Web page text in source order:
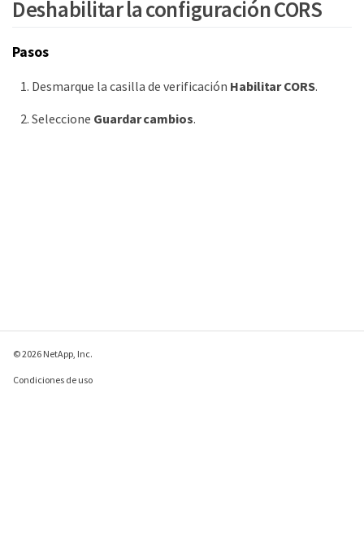
Deshabilitar la configuración CORS
Pasos
Desmarque la casilla de verificación Habilitar CORS.
Seleccione Guardar cambios.
© 2026 NetApp, Inc.
Condiciones de uso